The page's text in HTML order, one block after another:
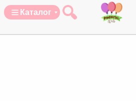
Каталог